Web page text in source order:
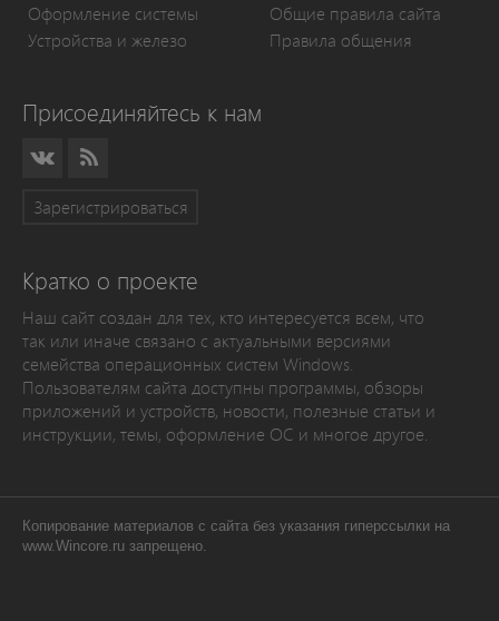
Оформление системы
Устройства и железо
Общие правила сайта
Правила общения
Присоединяйтесь к нам
Зарегистрироваться
Кратко о проекте
Наш сайт создан для тех, кто интересуется всем, что
так или иначе связано с актуальными версиями
семейства операционных систем Windows.
Пользователям сайта доступны программы, обзоры
приложений и устройств, новости, полезные статьи и
инструкции, темы, оформление ОС и многое другое.
Копирование материалов с сайта без указания гиперссылки на
www.Wincore.ru запрещено.